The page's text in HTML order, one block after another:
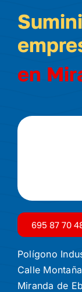
en
695 87 70
Polígono
Calle
Miranda de